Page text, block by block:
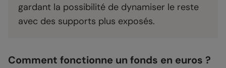
gardant la possibilité de dynamiser le reste
avec des supports plus exposés.
Comment fonctionne un fonds en euros ?